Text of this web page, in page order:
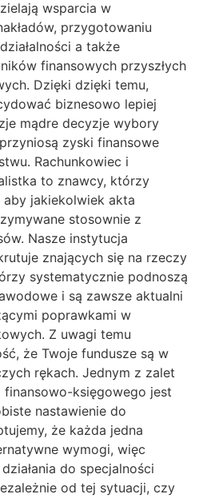
wsparcia w
przygotowaniu
a także
finansowych przyszłych
Dzięki dzięki temu,
biznesowo lepiej
mądre decyzje wybory
zyski finansowe
Rachunkowiec i
to znawcy, którzy
jakiekolwiek akta
stosownie z
Nasze instytucja
znających się na rzeczy
systematycznie podnoszą
i są zawsze aktualni
poprawkami w
Z uwagi temu
że Twoje fundusze są w
rękach. Jednym z zalet
finansowo-księgowego jest
nastawienie do
że każda jedna
wymogi, więc
do specjalności
od tej sytuacji, czy